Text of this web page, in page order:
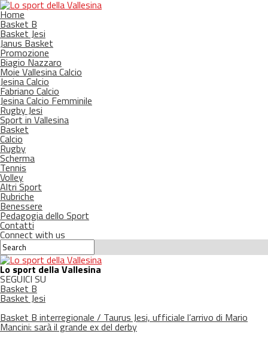
Home
Basket B
Basket Jesi
Janus Basket
Promozione
Biagio Nazzaro
Moie Vallesina Calcio
Jesina Calcio
Fabriano Calcio
Jesina Calcio Femminile
Rugby Jesi
Sport in Vallesina
Basket
Calcio
Rugby
Scherma
Tennis
Volley
Altri Sport
Rubriche
Benessere
Pedagogia dello Sport
Contatti
Connect with us
Lo sport della Vallesina
SEGUICI SU
Basket B
Basket Jesi
Basket B interregionale / Taurus Jesi, ufficiale l’arrivo di Mario
Mancini: sarà il grande ex del derby